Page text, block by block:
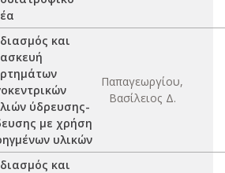
και
ύδρευσης-
με χρήση
υλικών
Παπαγεωργίου,
Βασίλειος Δ.
και